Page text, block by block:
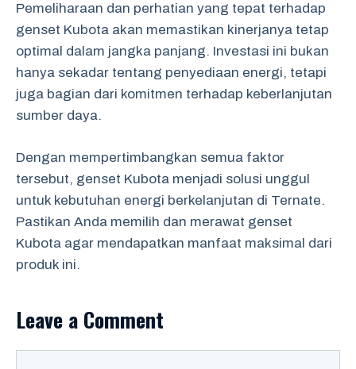
Pemeliharaan dan perhatian yang tepat terhadap
genset Kubota akan memastikan kinerjanya tetap
optimal dalam jangka panjang. Investasi ini bukan
hanya sekadar tentang penyediaan energi, tetapi
juga bagian dari komitmen terhadap keberlanjutan
sumber daya.
Dengan mempertimbangkan semua faktor
tersebut, genset Kubota menjadi solusi unggul
untuk kebutuhan energi berkelanjutan di Ternate.
Pastikan Anda memilih dan merawat genset
Kubota agar mendapatkan manfaat maksimal dari
produk ini.
Leave a Comment